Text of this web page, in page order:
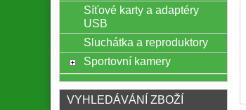
Síťové karty a adaptéry
USB
Sluchátka a reproduktory
Sportovní kamery
VYHLEDÁVÁNÍ ZBOŽÍ